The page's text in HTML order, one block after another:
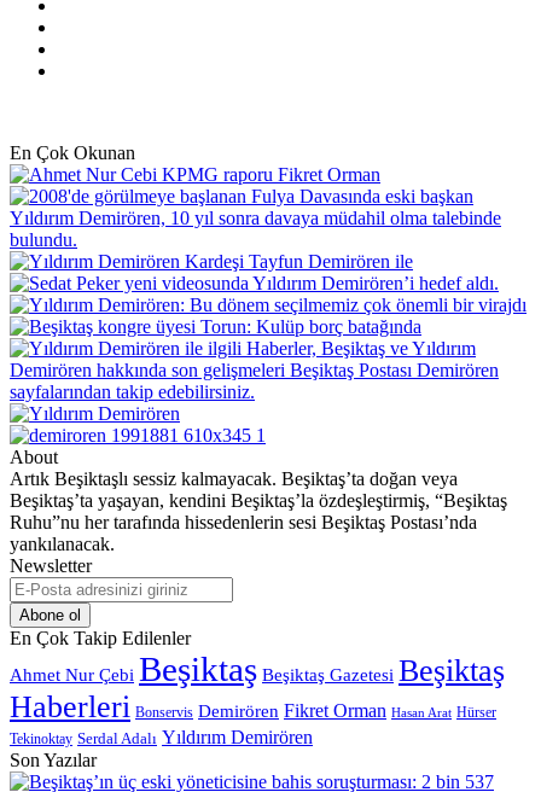
En Çok Okunan
About
Artık Beşiktaşlı sessiz kalmayacak. Beşiktaş’ta doğan veya
Beşiktaş’ta yaşayan, kendini Beşiktaş’la özdeşleştirmiş, “Beşiktaş
Ruhu”nu her tarafında hissedenlerin sesi Beşiktaş Postası’nda
yankılanacak.
Newsletter
E-
Posta
adresinizi
giriniz
En Çok Takip Edilenler
Ahmet Nur Çebi Beşiktaş Beşiktaş Gazetesi Beşiktaş
Haberleri Bonservis Demirören Fikret Orman Hasan Arat Hürser
Tekinoktay Serdal Adalı Yıldırım Demirören
Son Yazılar